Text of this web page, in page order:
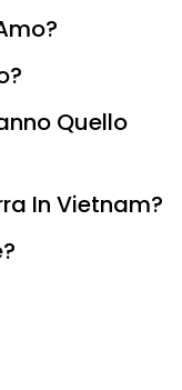
Quello
In Vietnam?